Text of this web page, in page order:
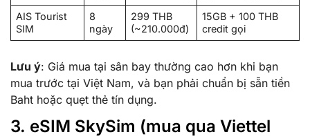
AIS Tourist
SIM
8
ngày
299 THB
(~210.000đ)
15GB + 100 THB
credit gọi
Lưu ý: Giá mua tại sân bay thường cao hơn khi bạn
mua trước tại Việt Nam, và bạn phải chuẩn bị sẵn tiền
Baht hoặc quẹt thẻ tín dụng.
3. eSIM SkySim (mua qua Viettel